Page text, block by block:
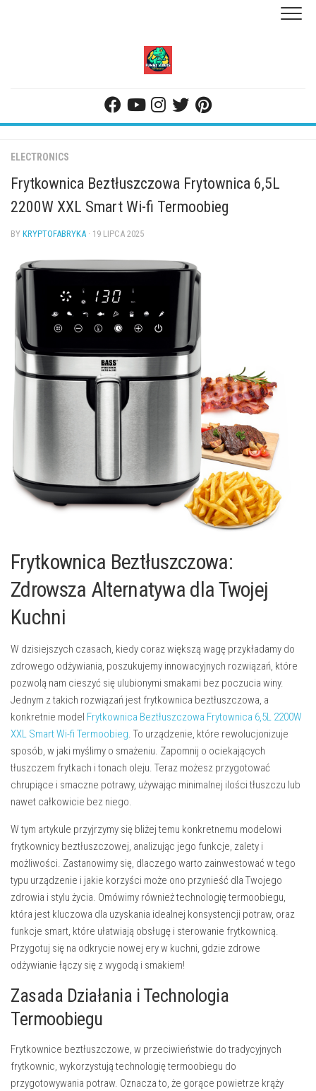
ELECTRONICS
Frytkownica Beztłuszczowa Frytownica 6,5L
2200W XXL Smart Wi-fi Termoobieg
BY KRYPTOFABRYKA · 19 LIPCA 2025
Frytkownica Beztłuszczowa:
Zdrowsza Alternatywa dla Twojej
Kuchni
W dzisiejszych czasach, kiedy coraz większą wagę przykładamy do
zdrowego odżywiania, poszukujemy innowacyjnych rozwiązań, które
pozwolą nam cieszyć się ulubionymi smakami bez poczucia winy.
Jednym z takich rozwiązań jest frytkownica beztłuszczowa, a
konkretnie model Frytkownica Beztłuszczowa Frytownica 6,5L 2200W
XXL Smart Wi-fi Termoobieg. To urządzenie, które rewolucjonizuje
sposób, w jaki myślimy o smażeniu. Zapomnij o ociekających
tłuszczem frytkach i tonach oleju. Teraz możesz przygotować
chrupiące i smaczne potrawy, używając minimalnej ilości tłuszczu lub
nawet całkowicie bez niego.
W tym artykule przyjrzymy się bliżej temu konkretnemu modelowi
frytkownicy beztłuszczowej, analizując jego funkcje, zalety i
możliwości. Zastanowimy się, dlaczego warto zainwestować w tego
typu urządzenie i jakie korzyści może ono przynieść dla Twojego
zdrowia i stylu życia. Omówimy również technologię termoobiegu,
która jest kluczowa dla uzyskania idealnej konsystencji potraw, oraz
funkcje smart, które ułatwiają obsługę i sterowanie frytkownicą.
Przygotuj się na odkrycie nowej ery w kuchni, gdzie zdrowe
odżywianie łączy się z wygodą i smakiem!
Zasada Działania i Technologia
Termoobiegu
Frytkownice beztłuszczowe, w przeciwieństwie do tradycyjnych
frytkownic, wykorzystują technologię termoobiegu do
przygotowywania potraw. Oznacza to, że gorące powietrze krąży